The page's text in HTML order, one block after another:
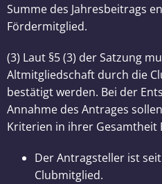
Summe des Jahresbeitrags
Fördermitglied.
(3) Laut §5 (3) der Satzung
Altmitgliedschaft durch die
bestätigt werden. Bei der
Annahme des Antrages
Kriterien in ihrer Gesamtheit
Der Antragsteller ist
Clubmitglied.